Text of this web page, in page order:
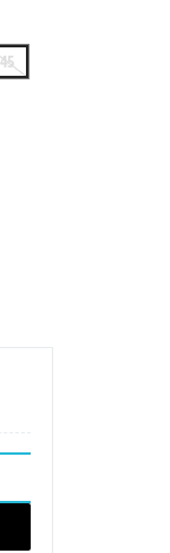
45